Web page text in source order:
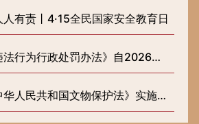
有责丨4·15全民国家安全教育日
为行政处罚办法》自2026年2月1日起施行
人民共和国文物保护法》实施一周年